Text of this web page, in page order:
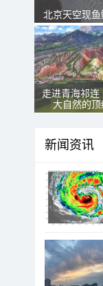
北京天空现
走进青海祁连
大自然的
新闻资讯